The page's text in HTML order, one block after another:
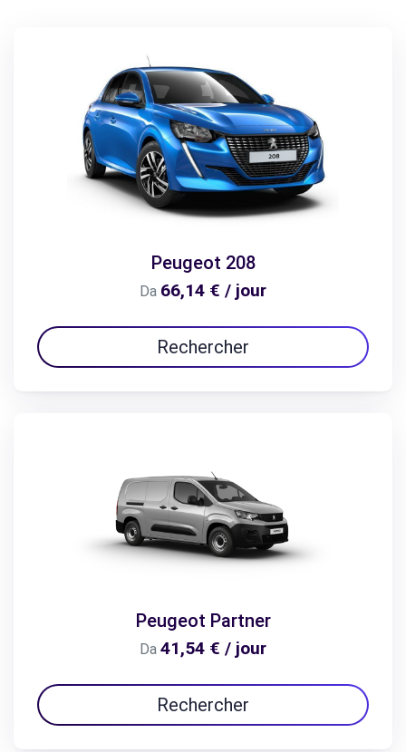
Peugeot 208
Da 66,14 € / jour
Rechercher
Peugeot Partner
Da 41,54 € / jour
Rechercher